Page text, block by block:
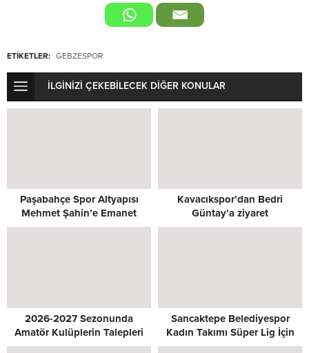
ETİKETLER: GEBZESPOR
İLGİNİZİ ÇEKEBİLECEK DİĞER KONULAR
Paşabahçe Spor Altyapısı
Mehmet Şahin’e Emanet
Kavacıkspor’dan Bedri
Güntay’a ziyaret
2026-2027 Sezonunda
Amatör Kulüplerin Talepleri
Masada
Sancaktepe Belediyespor
Kadın Takımı Süper Lig İçin
Kenetlendi